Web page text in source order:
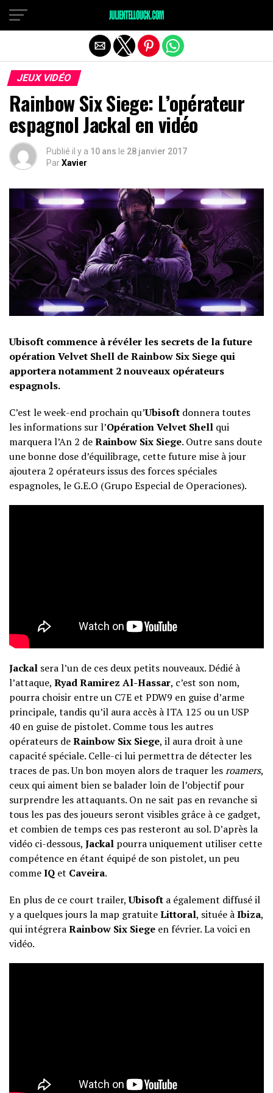
JEUX VIDÉO
Rainbow Six Siege: L’opérateur
espagnol Jackal en vidéo
Publié il y a 10 ans le 28 janvier 2017
ParXavier
Ubisoft commence à révéler les secrets de la future
opération Velvet Shell de Rainbow Six Siege qui
apportera notamment 2 nouveaux opérateurs
espagnols.
C’est le week-end prochain qu’Ubisoft donnera toutes
les informations sur l’Opération Velvet Shell qui
marquera l’An 2 deRainbow Six Siege. Outre sans doute
une bonne dose d’équilibrage, cette future mise à jour
ajoutera 2 opérateurs issus des forces spéciales
espagnoles, le G.E.O (Grupo Especial de Operaciones).
Jackal sera l’un de ces deux petits nouveaux. Dédié à
l’attaque, Ryad Ramirez Al-Hassar, c’est son nom,
pourra choisir entre un C7E et PDW9 en guise d’arme
principale, tandis qu’il aura accès à ITA 125 ou un USP
40 en guise de pistolet. Comme tous les autres
opérateurs deRainbow Six Siege, il aura droit à une
capacité spéciale. Celle-ci lui permettra de détecter les
traces de pas. Un bon moyen alors de traquer lesroamers,
ceux qui aiment bien se balader loin de l’objectif pour
surprendre les attaquants. On ne sait pas en revanche si
tous les pas des joueurs seront visibles grâce à ce gadget,
et combien de temps ces pas resteront au sol. D’après la
vidéo ci-dessous, Jackal pourra uniquement utiliser cette
compétence en étant équipé de son pistolet, un peu
commeIQ et Caveira.
En plus de ce court trailer,Ubisoft a également diffusé il
y a quelques jours la map gratuiteLittoral, située àIbiza,
qui intégreraRainbow Six Siege en février. La voici en
vidéo.